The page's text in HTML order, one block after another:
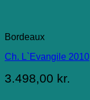
Bordeaux
Ch. L`Evangile 2010
3.498,00 kr.